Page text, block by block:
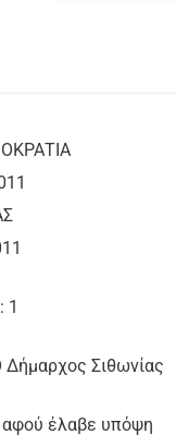
1
Δήμαρχος Σιθωνίας
αφού έλαβε υπόψη